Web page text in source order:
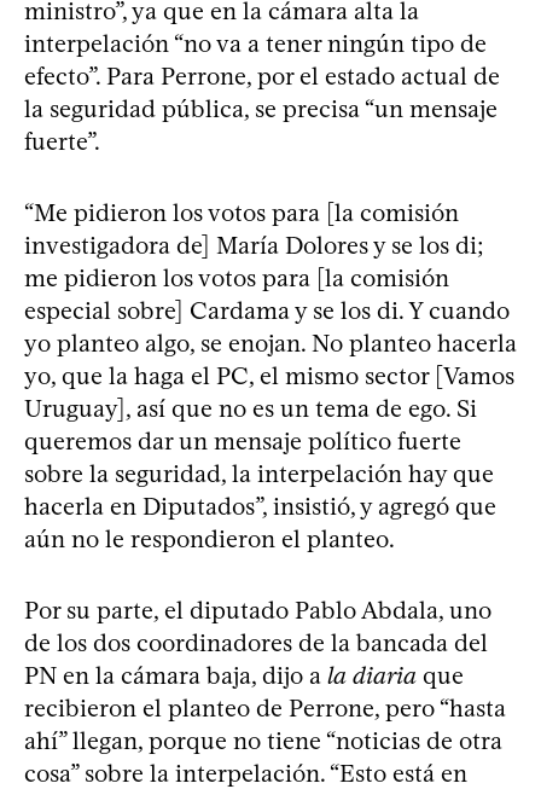
ministro”, ya que en la cámara alta la
interpelación “no va a tener ningún tipo de
efecto”. Para Perrone, por el estado actual de
la seguridad pública, se precisa “un mensaje
fuerte”.
“Me pidieron los votos para [la comisión
investigadora de] María Dolores y se los di;
me pidieron los votos para [la comisión
especial sobre] Cardama y se los di. Y cuando
yo planteo algo, se enojan. No planteo hacerla
yo, que la haga el PC, el mismo sector [Vamos
Uruguay], así que no es un tema de ego. Si
queremos dar un mensaje político fuerte
sobre la seguridad, la interpelación hay que
hacerla en Diputados”, insistió, y agregó que
aún no le respondieron el planteo.
Por su parte, el diputado Pablo Abdala, uno
de los dos coordinadores de la bancada del
PN en la cámara baja, dijo a la diaria que
recibieron el planteo de Perrone, pero “hasta
ahí” llegan, porque no tiene “noticias de otra
cosa” sobre la interpelación. “Esto está en